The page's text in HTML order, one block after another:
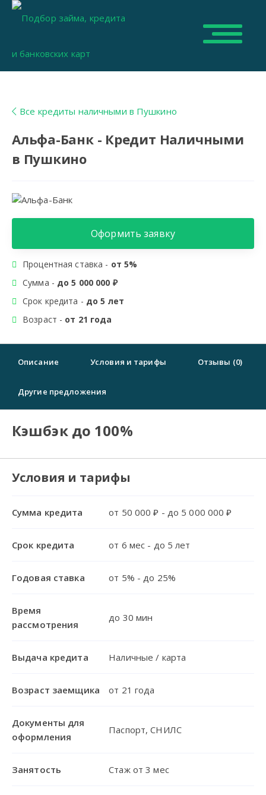
Все кредиты наличными в Пушкино
Альфа-Банк - Кредит Наличными
в Пушкино
Оформить заявку
Процентная ставка - от 5%
Сумма - до 5 000 000 ₽
Срок кредита - до 5 лет
Возраст - от 21 года
Описание Условия и тарифы Отзывы (0)
Другие предложения
Кэшбэк до 100%
Условия и тарифы
Сумма кредита от 50 000 ₽ - до 5 000 000 ₽
Срок кредита от 6 мес - до 5 лет
Годовая ставка от 5% - до 25%
Время
рассмотрения
до 30 мин
Выдача кредита Наличные / карта
Возраст заемщика от 21 года
Документы для
оформления
Паспорт, СНИЛС
Занятость Стаж от 3 мес